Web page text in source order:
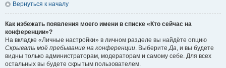
Вернуться к началу
Как избежать появления моего имени в списке «Кто сейчас на
конференции»?
На вкладке «Личные настройки» в личном разделе вы найдёте опцию
Скрывать моё пребывание на конференции. ВыберитеДа, и вы будете
видны только администраторам, модераторам и самому себе. Для всех
остальных вы будете скрытым пользователем.